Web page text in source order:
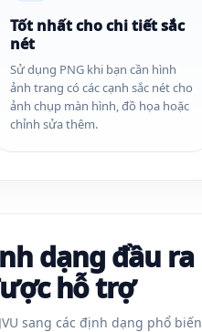
Tốt nhất cho chi tiết sắc
nét
Sử dụng PNG khi bạn cần hình
ảnh trang có các cạnh sắc nét cho
ảnh chụp màn hình, đồ họa hoặc
chỉnh sửa thêm.
dạng đầu ra
hỗ trợ
sang các định dạng phổ biến